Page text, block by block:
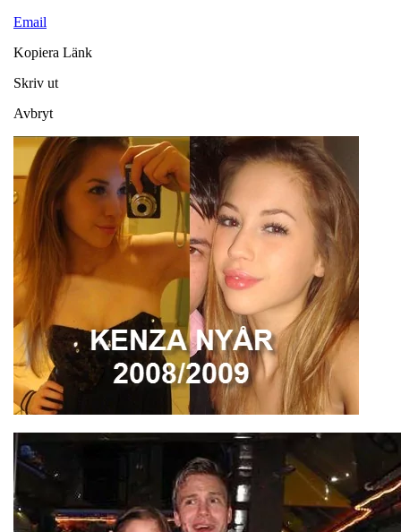
Email
Kopiera Länk
Skriv ut
Avbryt